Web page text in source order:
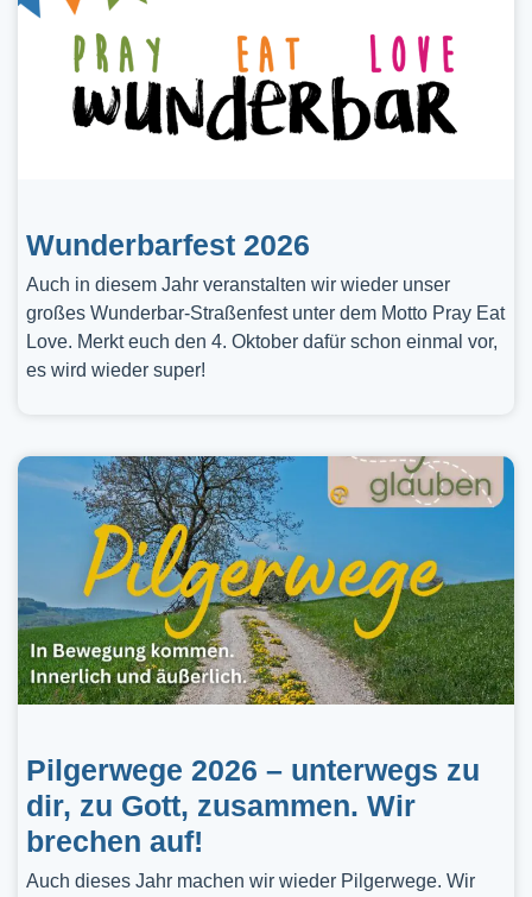
Wunderbarfest 2026
Auch in diesem Jahr veranstalten wir wieder unser
großes Wunderbar-Straßenfest unter dem Motto Pray Eat
Love. Merkt euch den 4. Oktober dafür schon einmal vor,
es wird wieder super!
Pilgerwege 2026 – unterwegs zu
dir, zu Gott, zusammen. Wir
brechen auf!
Auch dieses Jahr machen wir wieder Pilgerwege. Wir